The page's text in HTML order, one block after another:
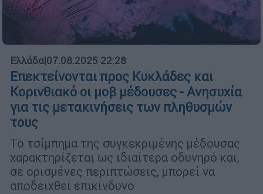
Ελλάδα|07.08.2025 22:28
Επεκτείνονται προς Κυκλάδες και
Κορινθιακό οι μοβ μέδουσες - Ανησυχία
για τις μετακινήσεις των πληθυσμών
τους
Το τσίμπημα της συγκεκριμένης μέδουσας
χαρακτηρίζεται ως ιδιαίτερα οδυνηρό και,
σε ορισμένες περιπτώσεις, μπορεί να
αποδειχθεί επικίνδυνο